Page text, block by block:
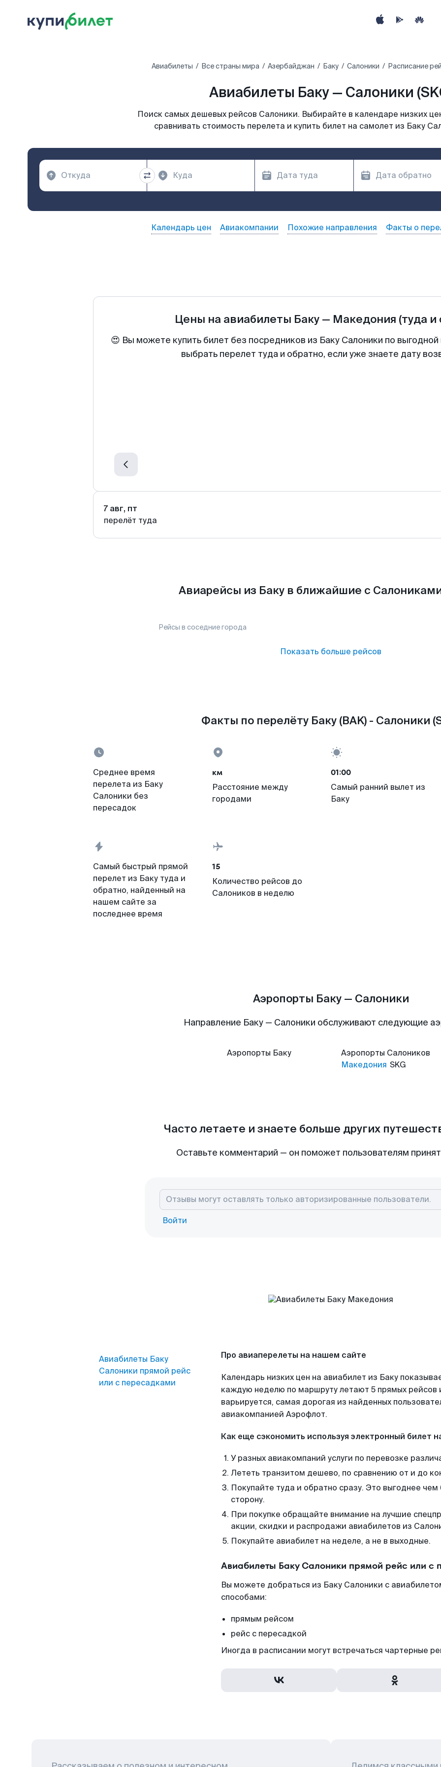
Авиабилеты Все страны мира Азербайджан Баку Салоники Расписание
Авиабилеты Баку — Салоники
Поиск самых дешевых рейсов Салоники. Выбирайте в календаре низких
сравнивать стоимость перелета и купить билет на самолет из Баку
Календарь цен Авиакомпании Похожие направления Факты о
Цены на авиабилеты Баку — Македония (туда и
😍 Вы можете купить билет без посредников из Баку Салоники по
выбрать перелет туда и обратно, если уже знаете дату
7 авг, пт
перелёт туда
Авиарейсы из Баку в ближайшие с
Рейсы в соседние города
Показать больше рейсов
Факты по перелёту Баку (BAK) - Салоники
Среднее время
перелета из Баку
Салоники без
пересадок
км
Расстояние между
городами
01:00
Самый ранний вылет из
Баку
Самый быстрый прямой
перелет из Баку туда и
обратно, найденный на
нашем сайте за
последнее время
15
Количество рейсов до
Салоников в неделю
Аэропорты Баку — Салоники
Направление Баку — Салоники обслуживают следующие
Аэропорты Баку Аэропорты Салоников
Македония SKG
Часто летаете и знаете больше других
Оставьте комментарий — он поможет пользователям
Войти
Авиабилеты Баку
Салоники прямой рейс
или с пересадками
Про авиаперелеты на нашем сайте
Календарь низких цен на авиабилет из Баку
каждую неделю по маршруту летают 5 прямых рейсов
варьируется, самая дорогая из найденных
авиакомпанией Аэрофлот.
Как еще сэкономить используя электронный билет
У разных авиакомпаний услуги по перевозке
Лететь транзитом дешево, по сравнению от и до
Покупайте туда и обратно сразу. Это выгоднее
сторону.
При покупке обращайте внимание на лучшие
акции, скидки и распродажи авиабилетов из
Покупайте авиабилет на неделе, а не в выходные.
Авиабилеты Баку Салоники прямой рейс или с
Вы можете добраться из Баку Салоники с
способами:
прямым рейсом
рейс с пересадкой
Иногда в расписании могут встречаться чартерные